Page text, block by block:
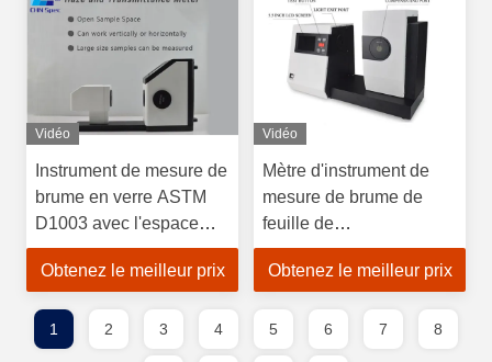
Vidéo
Instrument de mesure de
brume en verre ASTM
D1003 avec l'espace
ouvert de mesure
d'échantillon
Obtenez le meilleur prix
Vidéo
Mètre d'instrument de
mesure de brume de
feuille de
plastique/brume de
transmittance
Obtenez le meilleur prix
1 2 3 4 5 6 7 8